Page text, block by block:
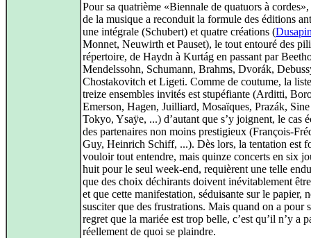
Pour sa quatrième «Biennale de quatuors à
de la musique a reconduit la formule des éditions
une intégrale (Schubert) et quatre créations (
Monnet, Neuwirth et Pauset), le tout entouré des
répertoire, de Haydn à Kurtág en passant par
Mendelssohn, Schumann, Brahms, Dvorák,
Chostakovitch et Ligeti. Comme de coutume, la
treize ensembles invités est stupéfiante (Arditti,
Emerson, Hagen, Juilliard, Mosaïques, Prazák,
Tokyo, Ysaÿe, ...) d’autant que s’y joignent, le cas
des partenaires non moins prestigieux (François-
Guy, Heinrich Schiff, ...). Dès lors, la tentation est
vouloir tout entendre, mais quinze concerts en six
huit pour le seul week-end, requièrent une telle
que des choix déchirants doivent inévitablement
et que cette manifestation, séduisante sur le papier,
susciter que des frustrations. Mais quand on a pour
regret que la mariée est trop belle, c’est qu’il n’y a
réellement de quoi se plaindre.